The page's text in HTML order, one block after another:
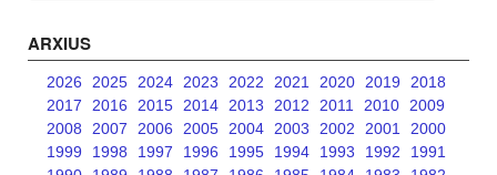
ARXIUS
2026 2025 2024 2023 2022 2021 2020 2019
2018
2017
2016 2015 2014 2013 2012 2011 2010 2009
2008
2007 2006 2005 2004 2003 2002 2001
2000
1999
1998 1997 1996 1995 1994 1993 1992
1991